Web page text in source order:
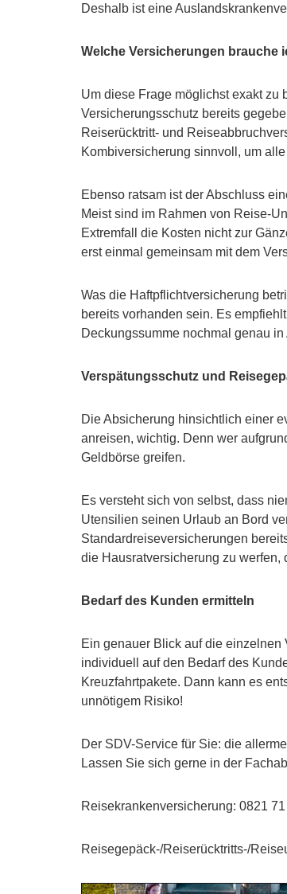
Deshalb ist eine
Welche Versicherungen brauche
Um diese Frage möglichst exakt zu
Versicherungsschutz bereits
Reiserücktritt- und
Kombiversicherung sinnvoll, um
Ebenso ratsam ist der Abschluss
Meist sind im Rahmen von Reise-
Extremfall die Kosten nicht zur
erst einmal gemeinsam mit dem
Was die Haftpflichtversicherung
bereits vorhanden sein. Es
Deckungssumme nochmal genau
Verspätungsschutz und
Die Absicherung hinsichtlich einer
anreisen, wichtig. Denn wer
Geldbörse greifen.
Es versteht sich von selbst, dass
Utensilien seinen Urlaub an Bord
Standardreiseversicherungen
die Hausratversicherung zu werfen,
Bedarf des Kunden ermitteln
Ein genauer Blick auf die
individuell auf den Bedarf des
Kreuzfahrtpakete. Dann kann es
unnötigem Risiko!
Der SDV-Service für Sie: die
Lassen Sie sich gerne in der
Reisekrankenversicherung: 0821
Reisegepäck-/Reiserücktritts-/